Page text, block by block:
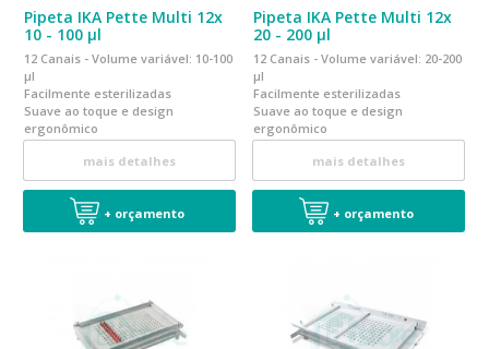
Pipeta IKA Pette Multi 12x
10 - 100 µl
12 Canais - Volume variável: 10-100
µl
Facilmente esterilizadas
Suave ao toque e design
ergonômico
Calibrada em conformidade a
norma EN ISO 8655
mais detalhes
+ orçamento
Pipeta IKA Pette Multi 12x
20 - 200 µl
12 Canais - Volume variável: 20-200
µl
Facilmente esterilizadas
Suave ao toque e design
ergonômico
Calibrada em conformidade a
norma EN ISO 8655
mais detalhes
+ orçamento